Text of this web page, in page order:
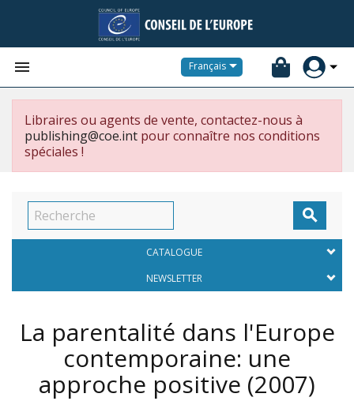
 Français
Libraires ou agents de vente, contactez-nous à
publishing@coe.int pour connaître nos conditions
spéciales !

CATALOGUE
NEWSLETTER
La parentalité dans l'Europe
contemporaine: une
approche positive (2007)